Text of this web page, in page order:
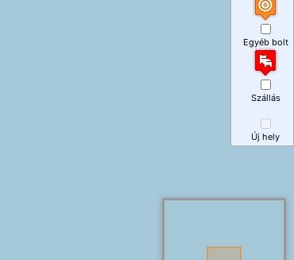
Egyéb bolt
Szállás
Új hely